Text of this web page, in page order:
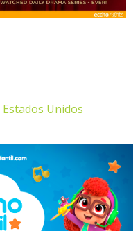
Estados Unidos